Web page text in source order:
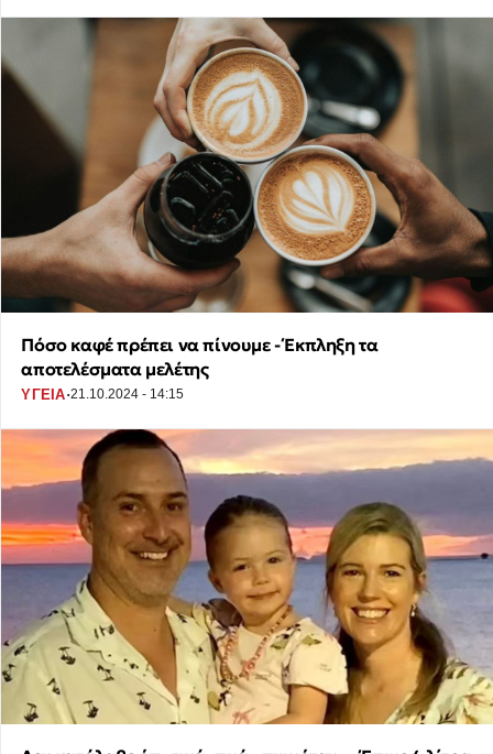
Πόσο καφέ πρέπει να πίνουμε - Έκπληξη τα
αποτελέσματα μελέτης
ΥΓΕΙΑ·21.10.2024 - 14:15